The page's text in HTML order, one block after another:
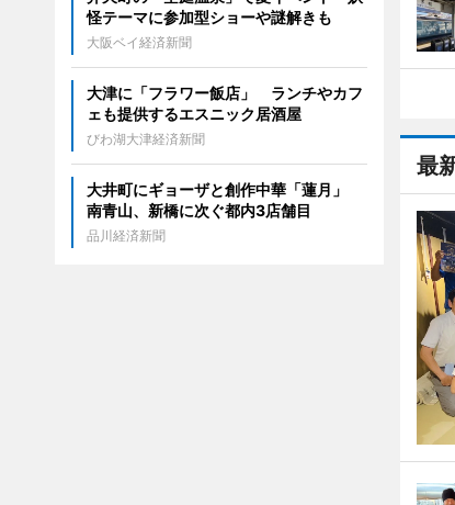
最
怪テーマに参加型ショーや謎解きも
大阪ベイ経済新聞
大津に「フラワー飯店」 ランチやカフ
ェも提供するエスニック居酒屋
びわ湖大津経済新聞
大井町にギョーザと創作中華「蓮月」
南青山、新橋に次ぐ都内3店舗目
品川経済新聞